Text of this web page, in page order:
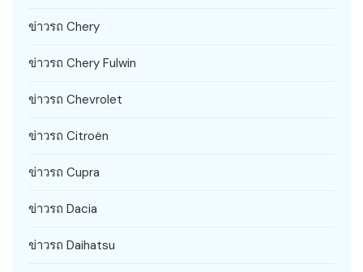
ข่าวรถ Chery
ข่าวรถ Chery Fulwin
ข่าวรถ Chevrolet
ข่าวรถ Citroën
ข่าวรถ Cupra
ข่าวรถ Dacia
ข่าวรถ Daihatsu